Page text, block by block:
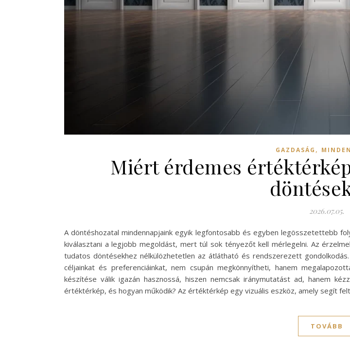
GAZDASÁG ,
Miért érdemes
2026.07.05.
A döntéshozatal mindennapjaink egyik legfontosabb és egyben legösszetettebb
kiválasztani a legjobb megoldást, mert túl sok tényezőt kell mérlegelni. Az
tudatos döntésekhez nélkülözhetetlen az átlátható és rendszerezett
céljainkat és preferenciáinkat, nem csupán megkönnyítheti, hanem
készítése válik igazán hasznossá, hiszen nemcsak iránymutatást ad, hanem
értéktérkép, és hogyan működik? Az értéktérkép egy vizuális eszköz, amely segít
TOVÁBB